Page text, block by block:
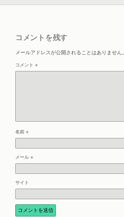
コメントを残す
メールアドレスが公開されることはありません。
コメント ※
名前 ※
メール ※
サイト